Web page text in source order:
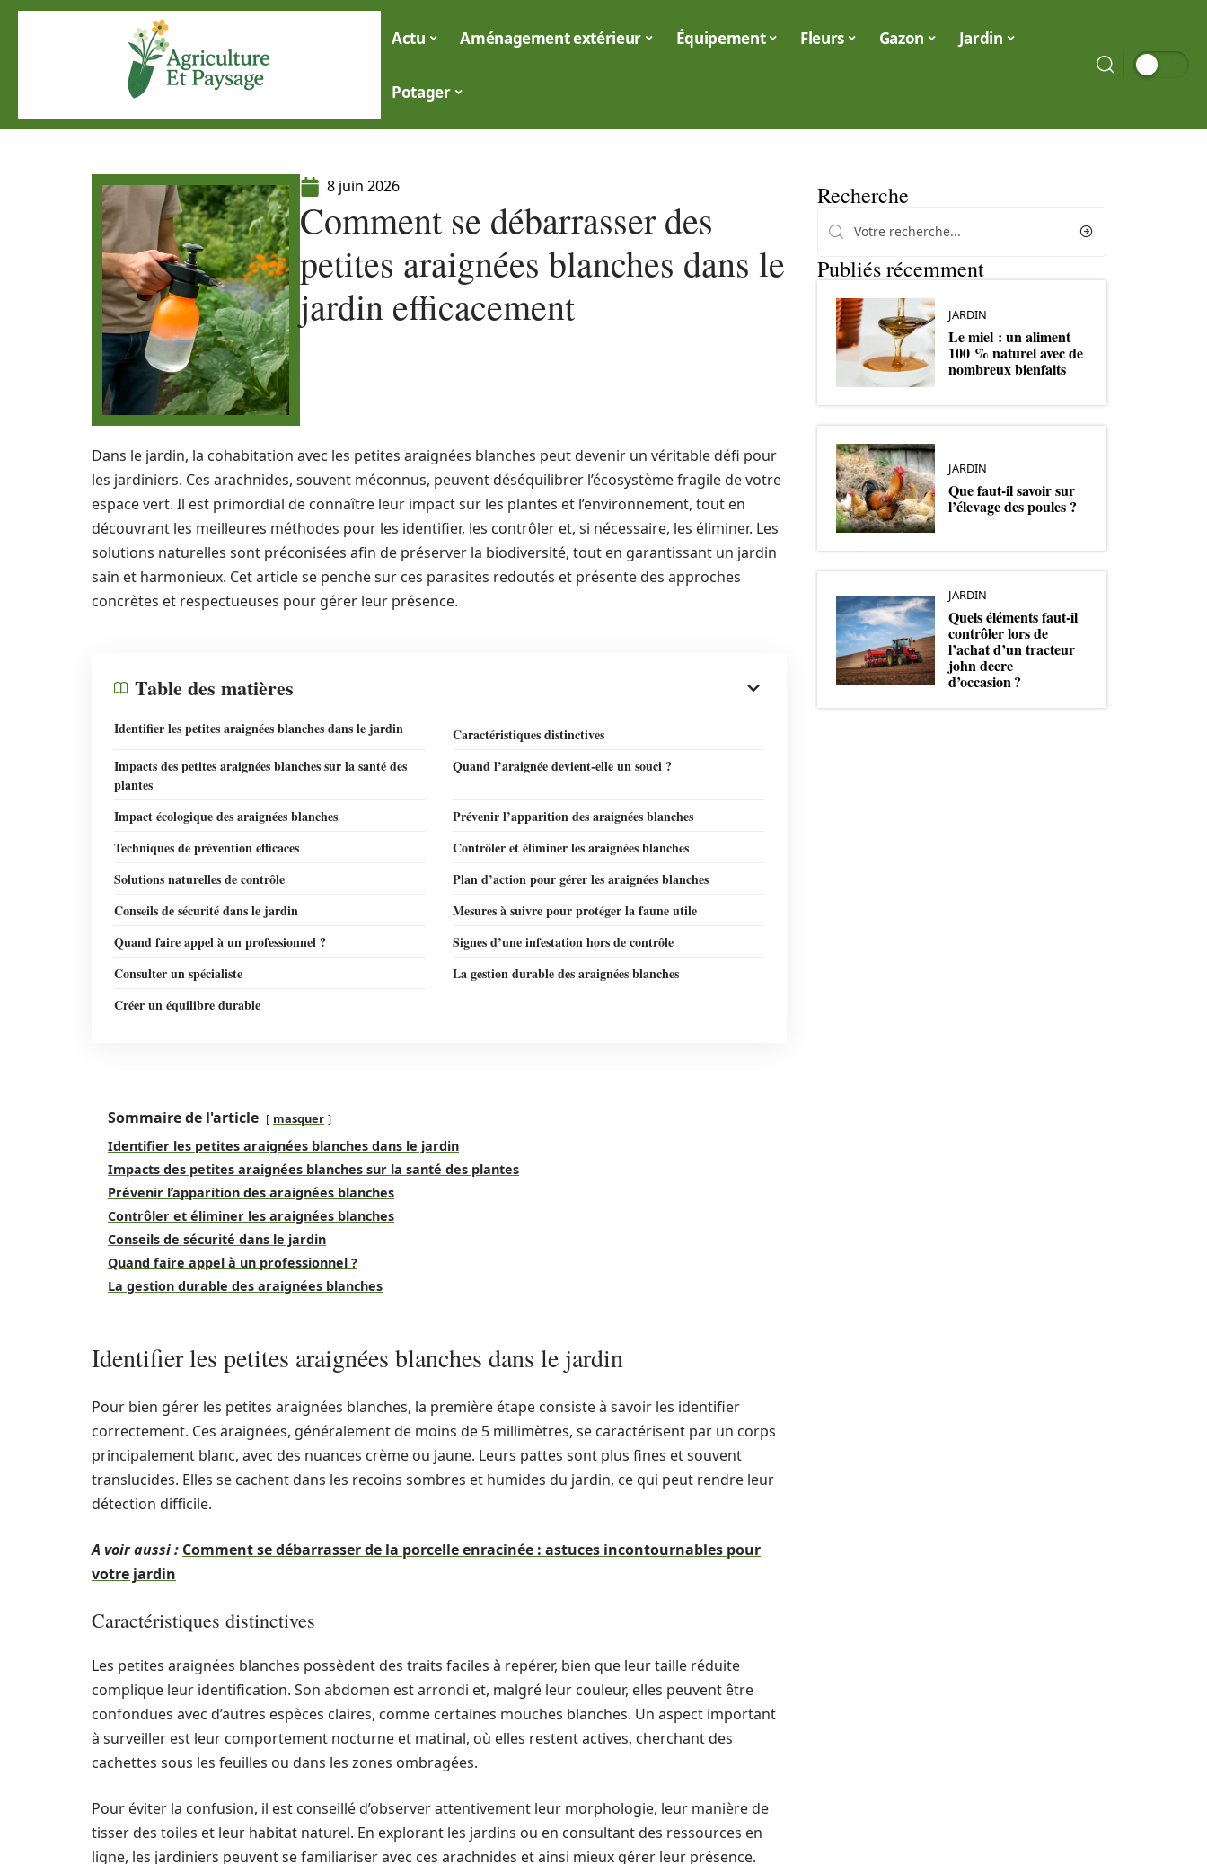
Actu Aménagement extérieur Équipement Fleurs Gazon Jardin
Potager
8 juin 2026
Comment se débarrasser des
petites araignées blanches dans le
jardin efficacement
Dans le jardin, la cohabitation avec les petites araignées blanches peut devenir un véritable défi pour
les jardiniers. Ces arachnides, souvent méconnus, peuvent déséquilibrer l’écosystème fragile de votre
espace vert. Il est primordial de connaître leur impact sur les plantes et l’environnement, tout en
découvrant les meilleures méthodes pour les identifier, les contrôler et, si nécessaire, les éliminer. Les
solutions naturelles sont préconisées afin de préserver la biodiversité, tout en garantissant un jardin
sain et harmonieux. Cet article se penche sur ces parasites redoutés et présente des approches
concrètes et respectueuses pour gérer leur présence.
Table des matières
Identifier les petites araignées blanches dans le jardin
Caractéristiques distinctives
Impacts des petites araignées blanches sur la santé des
plantes
Quand l’araignée devient-elle un souci ?
Impact écologique des araignées blanches
Prévenir l’apparition des araignées blanches
Techniques de prévention efficaces
Contrôler et éliminer les araignées blanches
Solutions naturelles de contrôle
Plan d’action pour gérer les araignées blanches
Conseils de sécurité dans le jardin
Mesures à suivre pour protéger la faune utile
Quand faire appel à un professionnel ?
Signes d’une infestation hors de contrôle
Consulter un spécialiste
La gestion durable des araignées blanches
Créer un équilibre durable
Sommaire de l'article masquer
Identifier les petites araignées blanches dans le jardin
Impacts des petites araignées blanches sur la santé des plantes
Prévenir l’apparition des araignées blanches
Contrôler et éliminer les araignées blanches
Conseils de sécurité dans le jardin
Quand faire appel à un professionnel ?
La gestion durable des araignées blanches
Identifier les petites araignées blanches dans le jardin
Pour bien gérer les petites araignées blanches, la première étape consiste à savoir les identifier
correctement. Ces araignées, généralement de moins de 5 millimètres, se caractérisent par un corps
principalement blanc, avec des nuances crème ou jaune. Leurs pattes sont plus fines et souvent
translucides. Elles se cachent dans les recoins sombres et humides du jardin, ce qui peut rendre leur
détection difficile.
A voir aussi : Comment se débarrasser de la porcelle enracinée : astuces incontournables pour
votre jardin
Caractéristiques distinctives
Les petites araignées blanches possèdent des traits faciles à repérer, bien que leur taille réduite
complique leur identification. Son abdomen est arrondi et, malgré leur couleur, elles peuvent être
confondues avec d’autres espèces claires, comme certaines mouches blanches. Un aspect important
à surveiller est leur comportement nocturne et matinal, où elles restent actives, cherchant des
cachettes sous les feuilles ou dans les zones ombragées.
Pour éviter la confusion, il est conseillé d’observer attentivement leur morphologie, leur manière de
tisser des toiles et leur habitat naturel. En explorant les jardins ou en consultant des ressources en
ligne, les jardiniers peuvent se familiariser avec ces arachnides et ainsi mieux gérer leur présence.
Recherche
Publiés récemment
JARDIN
Le miel : un aliment
100 % naturel avec de
nombreux bienfaits
JARDIN
Que faut-il savoir sur
l’élevage des poules ?
JARDIN
Quels éléments faut-il
contrôler lors de
l’achat d’un tracteur
john deere
d’occasion ?